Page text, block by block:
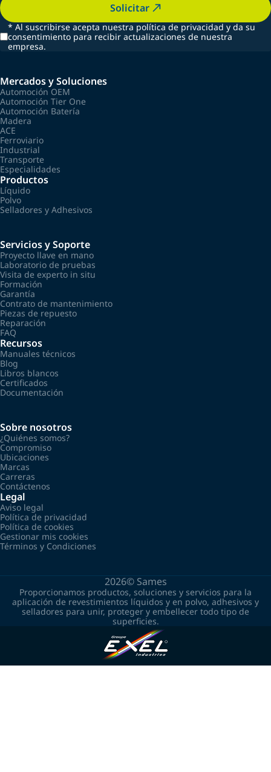
Solicitar
* Al suscribirse acepta nuestra política de privacidad y da su
consentimiento para recibir actualizaciones de nuestra
empresa.
Mercados y Soluciones
Automoción OEM
Automoción Tier One
Automoción Batería
Madera
ACE
Ferroviario
Industrial
Transporte
Especialidades
Productos
Líquido
Polvo
Selladores y Adhesivos
Servicios y Soporte
Proyecto llave en mano
Laboratorio de pruebas
Visita de experto in situ
Formación
Garantía
Contrato de mantenimiento
Piezas de repuesto
Reparación
FAQ
Recursos
Manuales técnicos
Blog
Libros blancos
Certificados
Documentación
Sobre nosotros
¿Quiénes somos?
Compromiso
Ubicaciones
Marcas
Carreras
Contáctenos
Legal
Aviso legal
Política de privacidad
Política de cookies
Gestionar mis cookies
Términos y Condiciones
2026© Sames
Proporcionamos productos, soluciones y servicios para la
aplicación de revestimientos líquidos y en polvo, adhesivos y
selladores para unir, proteger y embellecer todo tipo de
superficies.